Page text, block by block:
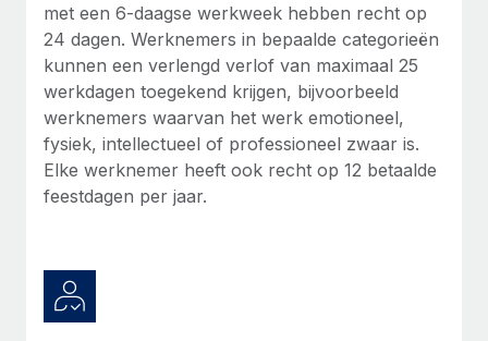
Blijf compliance-risico's voor
Apparaatbeheer
Lever en track wereldwijd IT-middelen
Entiteiten oprichten
Stel snel compliant entiteiten op
Mobiliteit en overplaatsing
Secundaire arbeidsvoorwaarden
Eenvoudig secundaire arbeidsvoorwaarden
Weaviate in één oogopslag Weaviate bouwt open source,
AI-first infrastructuur. De missie van het...
Meer informatie
Reverse Tech's strategische samenwerking
met Remote voor contractor management en
payroll
up op het gebied van gezondheid en welzijn,...
Meer informatie
BLOG
Global Payroll
EOR en PEO
Contractor Management
BLOG
met een 6-daagse werkweek hebben recht op
24 dagen. Werknemers in bepaalde categorieën
kunnen een verlengd verlof van maximaal 25
werkdagen toegekend krijgen, bijvoorbeeld
werknemers waarvan het werk emotioneel,
fysiek, intellectueel of professioneel zwaar is.
Elke werknemer heeft ook recht op 12 betaalde
feestdagen per jaar.